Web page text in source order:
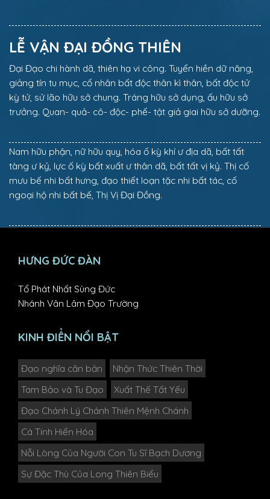
LỄ VẬN ĐẠI ĐỒNG THIÊN
Đại Đạo chi hành dã, thiên hạ vi công. Tuyển hiền dữ năng,
giảng tín tu mục, cố nhân bất độc thân kì thân, bất độc tử
kỳ tử, sử lão hữu sở chung. Tráng hữu sở dụng, ấu hữu sở
trưởng. Quan- quả- cô- độc- phế- tật giả giai hữu sở dưỡng.
Nam hữu phận, nữ hữu quy, hóa ố kỳ khí ư địa dã, bất tất
tàng ư kỷ, lực ố kỳ bất xuất ư thân dã, bất tất vị kỷ. Thị cố
mưu bế nhi bất hưng, đạo thiết loạn tặc nhi bất tác, cố
ngoại hộ nhi bất bế, Thị Vị Đại Đồng.
HƯNG ĐỨC ĐÀN
Tổ Phát Nhất Sùng Đức
Nhánh Vân Lâm Đạo Trường
KINH ĐIỂN NỔI BẬT
Đạo nghĩa căn bản
Nhận Thức Thiên Thời
Tam Bảo và Tu Đạo
Xuất Thế Tất Yếu
Đạo Chánh Lý Chánh Thiên Mệnh Chánh
Cá Tinh Hiển Hóa
Nỗi Lòng Của Người Con Tu Sĩ Bạch Dương
Sự Đặc Thù Của Long Thiên Biểu